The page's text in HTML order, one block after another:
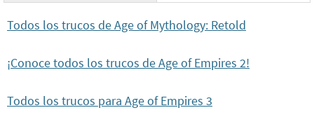
Todos los trucos de Age of Mythology: Retold
¡Conoce todos los trucos de Age of Empires 2!
Todos los trucos para Age of Empires 3